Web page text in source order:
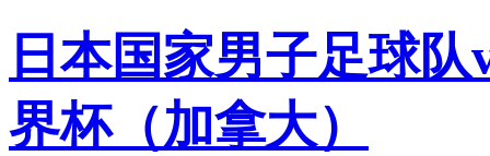
日本国家男子足球
界杯（加拿大）